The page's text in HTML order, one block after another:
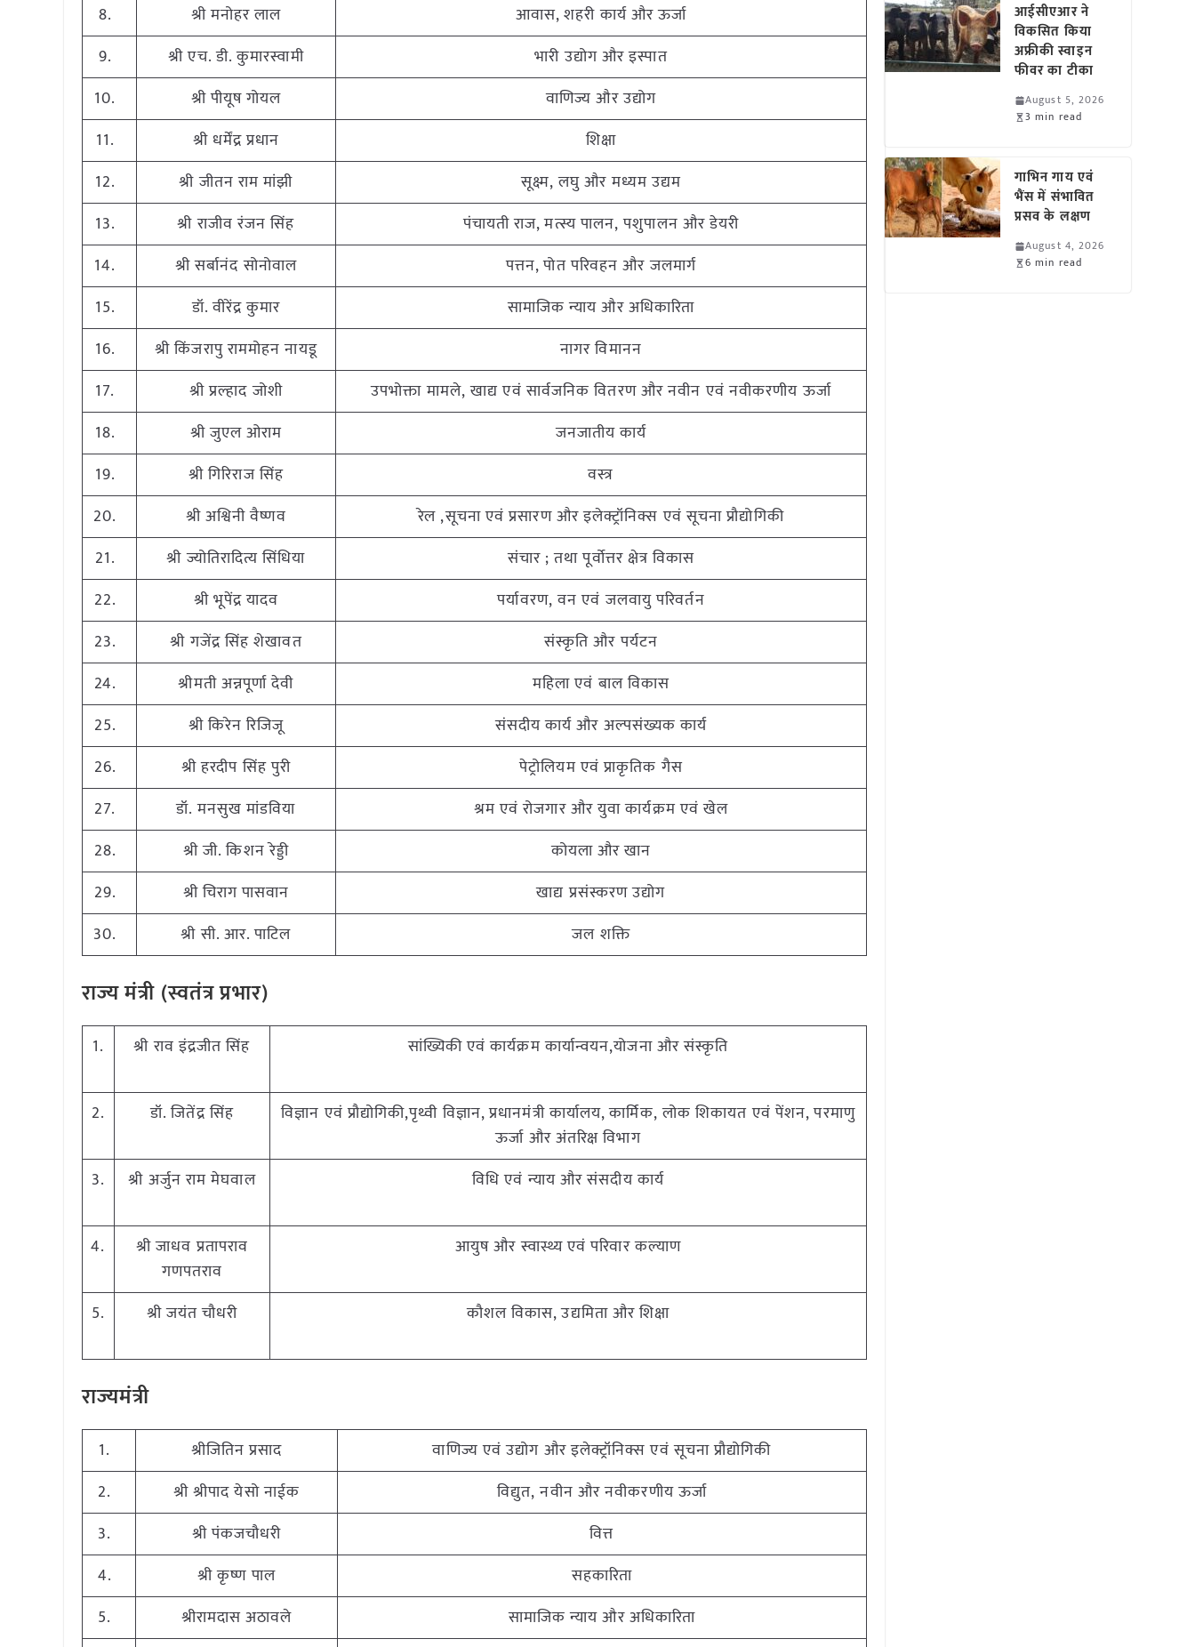
8.
श्री मनोहर लाल
आवास, शहरी कार्य और ऊर्जा
9.
श्री एच. डी. कुमारस्वामी
भारी उद्योग और इस्पात
10.
श्री पीयूष गोयल
वाणिज्य और उद्योग
11.
श्री धर्मेंद्र प्रधान
शिक्षा
12.
श्री जीतन राम मांझी
सूक्ष्म, लघु और मध्यम उद्यम
13.
श्री राजीव रंजन सिंह
पंचायती राज, मत्स्य पालन, पशुपालन और डेयरी
14.
श्री सर्बानंद सोनोवाल
पत्तन, पोत परिवहन और जलमार्ग
15.
डॉ. वीरेंद्र कुमार
सामाजिक न्याय और अधिकारिता
16.
श्री किंजरापु राममोहन नायडू
नागर विमानन
17.
श्री प्रल्हाद जोशी
उपभोक्ता मामले, खाद्य एवं सार्वजनिक वितरण और नवीन एवं नवीकरणीय ऊर्जा
18.
श्री जुएल ओराम
जनजातीय कार्य
19.
श्री गिरिराज सिंह
वस्त्र
20.
श्री अश्विनी वैष्णव
रेल ,सूचना एवं प्रसारण और इलेक्ट्रॉनिक्स एवं सूचना प्रौद्योगिकी
21.
श्री ज्योतिरादित्य सिंधिया
संचार ; तथा पूर्वोत्तर क्षेत्र विकास
22.
श्री भूपेंद्र यादव
पर्यावरण, वन एवं जलवायु परिवर्तन
23.
श्री गजेंद्र सिंह शेखावत
संस्कृति और पर्यटन
24.
श्रीमती अन्नपूर्णा देवी
महिला एवं बाल विकास
25.
श्री किरेन रिजिजू
संसदीय कार्य और अल्पसंख्यक कार्य
26.
श्री हरदीप सिंह पुरी
पेट्रोलियम एवं प्राकृतिक गैस
27.
डॉ. मनसुख मांडविया
श्रम एवं रोजगार और युवा कार्यक्रम एवं खेल
28.
श्री जी. किशन रेड्डी
कोयला और खान
29.
श्री चिराग पासवान
खाद्य प्रसंस्करण उद्योग
30.
श्री सी. आर. पाटिल जल शक्ति
राज्य मंत्री (स्वतंत्र प्रभार)
1. श्री राव इंद्रजीत सिंह सांख्यिकी एवं कार्यक्रम कार्यान्वयन,योजना और संस्कृति
2. डॉ. जितेंद्र सिंह
विज्ञान एवं प्रौद्योगिकी,पृथ्वी विज्ञान, प्रधानमंत्री कार्यालय, कार्मिक, लोक शिकायत एवं पेंशन, परमाणु
ऊर्जा और अंतरिक्ष विभाग
3.
श्री अर्जुन राम मेघवाल विधि एवं न्याय और संसदीय कार्य
4.
श्री जाधव प्रतापराव
गणपतराव
आयुष और स्वास्थ्य एवं परिवार कल्याण
5. श्री जयंत चौधरी कौशल विकास, उद्यमिता और शिक्षा
राज्यमंत्री
1. श्रीजितिन प्रसाद
वाणिज्य एवं उद्योग और इलेक्ट्रॉनिक्स एवं सूचना प्रौद्योगिकी
2.
श्री श्रीपाद येसो नाईक
विद्युत, नवीन और नवीकरणीय ऊर्जा
3.
श्री पंकजचौधरी
वित्त
4.
श्री कृष्ण पाल
सहकारिता
5.
श्रीरामदास अठावले
सामाजिक न्याय और अधिकारिता
आईसीएआर ने
विकसित किया
अफ्रीकी स्वाइन
फीवर का टीका
August 5, 2026
3 min read
गाभिन गाय एवं
भैंस में संभावित
प्रसव के लक्षण
August 4, 2026
6 min read